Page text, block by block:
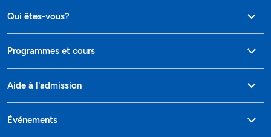
Qui êtes-vous?
Programmes et cours
Aide à l'admission
Événements